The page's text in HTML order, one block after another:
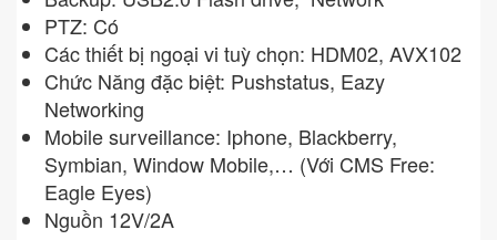
PTZ: Có
Các thiết bị ngoại vi tuỳ chọn: HDM02, AVX102
Chức Năng đặc biệt: Pushstatus, Eazy
Networking
Mobile surveillance: Iphone, Blackberry,
Symbian, Window Mobile,… (Với CMS Free:
Eagle Eyes)
Nguồn 12V/2A